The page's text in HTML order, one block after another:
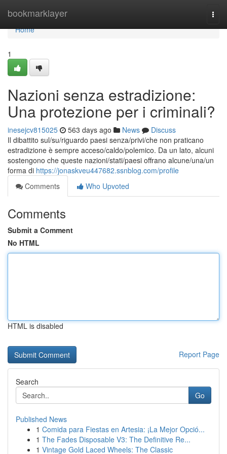
bookmarklayer
Home
Home
1
Nazioni senza estradizione:
Una protezione per i criminali?
inesejcv815025 563 days ago News
Discuss
Il dibattito sul/su/riguardo paesi senza/privi/che non praticano
estradizione è sempre acceso/caldo/polemico. Da un lato, alcuni
sostengono che queste nazioni/stati/paesi offrano alcune/una/un
forma di https://jonaskveu447682.ssnblog.com/profile
Comments
Who Upvoted
Comments
Submit a Comment
No HTML
HTML is disabled
Report Page
Search
Go
Published News
1 Comida para Fiestas en Artesia: ¡La Mejor Opció...
1 The Fades Disposable V3: The Definitive Re...
1 Vintage Gold Laced Wheels: The Classic